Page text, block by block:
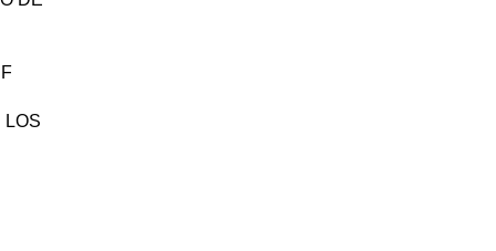
LOS